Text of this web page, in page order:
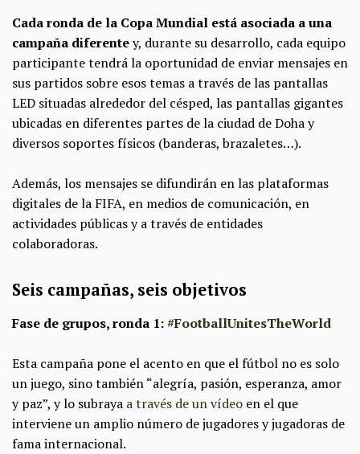
Cada ronda de la Copa Mundial está asociada a una
campaña diferentey, durante su desarrollo, cada equipo
participante tendrá la oportunidad de enviar mensajes en
sus partidos sobre esos temas a través de las pantallas
LED situadas alrededor del césped, las pantallas gigantes
ubicadas en diferentes partes de la ciudad de Doha y
diversos soportes físicos (banderas, brazaletes…).
Además, los mensajes se difundirán en las plataformas
digitales de la FIFA, en medios de comunicación, en
actividades públicas y a través de entidades
colaboradoras.
Seis campañas, seis objetivos
Fase de grupos, ronda 1:#FootballUnitesTheWorld
Esta campaña pone el acento en que el fútbol no es solo
un juego, sino también “alegría, pasión, esperanza, amor
y paz”, y lo subraya a través de un vídeo en el que
interviene un amplio número de jugadores y jugadoras de
fama internacional.